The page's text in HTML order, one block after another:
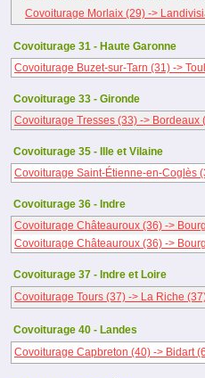
Covoiturage Morlaix (29) ->
Covoiturage 31 - Haute Garonne
Covoiturage Buzet-sur-Tarn (31) ->
Covoiturage 33 - Gironde
Covoiturage Tresses (33) -> Bordeaux
Covoiturage 35 - Ille et Vilaine
Covoiturage Saint-Étienne-en-Coglès
Covoiturage 36 - Indre
Covoiturage Châteauroux (36) ->
Covoiturage Châteauroux (36) ->
Covoiturage 37 - Indre et Loire
Covoiturage Tours (37) -> La Riche
Covoiturage 40 - Landes
Covoiturage Capbreton (40) -> Bidart